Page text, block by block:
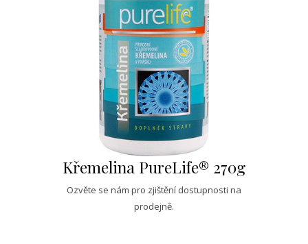
Křemelina PureLife® 270g
Ozvěte se nám pro zjištění dostupnosti na
prodejně.